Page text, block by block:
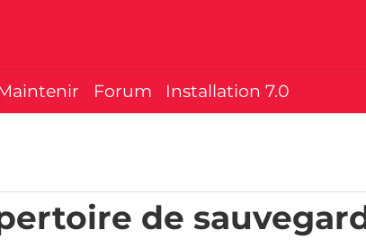
Forum Installation 7.0
de